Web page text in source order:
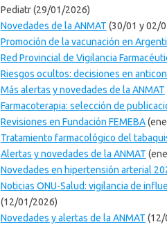
Pediatr (29/01/2026)
Novedades de la ANMAT (30/01 y 02/
Promoción de la vacunación en
Red Provincial de Vigilancia
Riesgos ocultos: decisiones en
Más alertas y novedades de la ANMAT
Farmacoterapia: selección de
Revisiones en Fundación FEMEBA
Tratamiento farmacológico del
Alertas y novedades de la ANMAT
Novedades en hipertensión arterial
Noticias ONU-Salud: vigilancia de
(12/01/2026)
Novedades y alertas de la ANMAT (12/